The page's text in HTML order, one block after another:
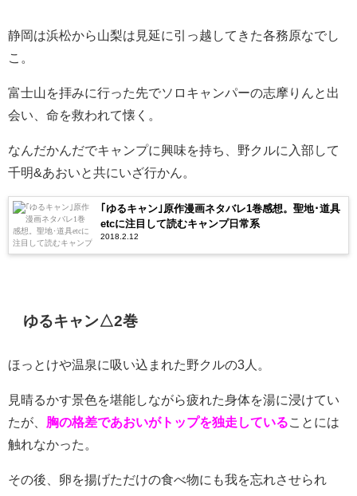
静岡は浜松から山梨は見延に引っ越してきた各務原なでし
こ。
富士山を拝みに行った先でソロキャンパーの志摩りんと出
会い、命を救われて懐く。
なんだかんだでキャンプに興味を持ち、野クルに入部して
千明&あおいと共にいざ行かん。
｢ゆるキャン｣原作漫画ネタバレ1巻感想。聖地･道具
etcに注目して読むキャンプ日常系
2018.2.12
ゆるキャン△2巻
ほっとけや温泉に吸い込まれた野クルの3人。
見晴るかす景色を堪能しながら疲れた身体を湯に浸けてい
たが、 胸の格差であおいがトップを独走していることには
触れなかった。
その後、卵を揚げただけの食べ物にも我を忘れさせられ